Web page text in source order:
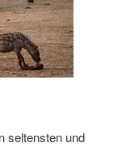
seltensten und